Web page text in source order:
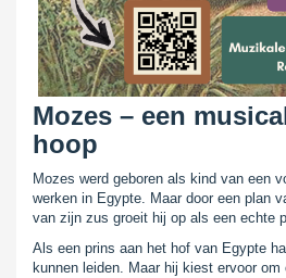
Mozes – een
hoop
Mozes werd geboren als kind van een
werken in Egypte. Maar door een plan
van zijn zus groeit hij op als een echte
Als een prins aan het hof van Egypte
kunnen leiden. Maar hij kiest ervoor